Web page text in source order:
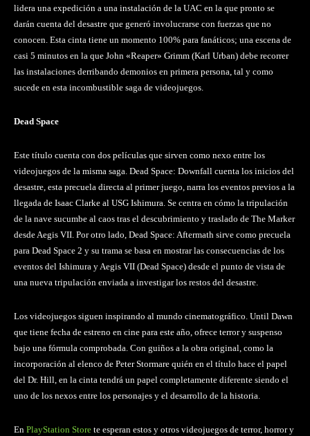
lidera una expedición a una instalación de la UAC en la que pronto se
darán cuenta del desastre que generó involucrarse con fuerzas que no
conocen. Esta cinta tiene un momento 100% para fanáticos; una escena de
casi 5 minutos en la que John «Reaper» Grimm (Karl Urban) debe recorrer
las instalaciones derribando demonios en primera persona, tal y como
sucede en esta incombustible saga de videojuegos.
Dead Space
Este título cuenta con dos películas que sirven como nexo entre los
videojuegos de la misma saga. Dead Space: Downfall cuenta los inicios del
desastre, esta precuela directa al primer juego, narra los eventos previos a la
llegada de Isaac Clarke al USG Ishimura. Se centra en cómo la tripulación
de la nave sucumbe al caos tras el descubrimiento y traslado de The Marker
desde Aegis VII. Por otro lado, Dead Space: Aftermath sirve como precuela
para Dead Space 2 y su trama se basa en mostrar las consecuencias de los
eventos del Ishimura y Aegis VII (Dead Space) desde el punto de vista de
una nueva tripulación enviada a investigar los restos del desastre.
Los videojuegos siguen inspirando al mundo cinematográfico. Until Dawn
que tiene fecha de estreno en cine para este año, ofrece terror y suspenso
bajo una fórmula comprobada. Con guiños a la obra original, como la
incorporación al elenco de Peter Stormare quién en el título hace el papel
del Dr. Hill, en la cinta tendrá un papel completamente diferente siendo el
uno de los nexos entre los personajes y el desarrollo de la historia.
En PlayStation Store te esperan estos y otros videojuegos de terror, horror y